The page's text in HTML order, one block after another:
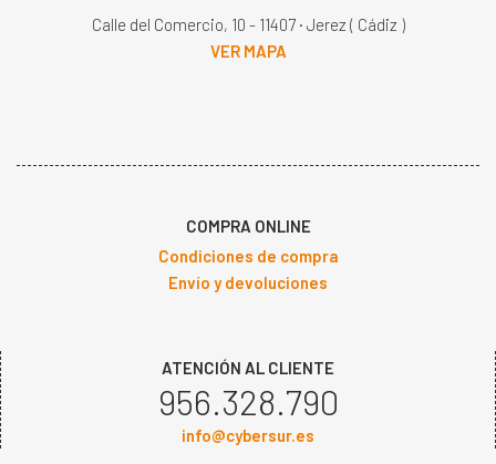
Calle del Comercio, 10 - 11407 · Jerez ( Cádiz )
VER MAPA
COMPRA ONLINE
Condiciones de compra
Envío y devoluciones
ATENCIÓN AL CLIENTE
956.328.790
info@cybersur.es